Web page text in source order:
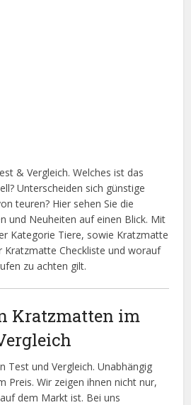
& Vergleich. Welches ist das
Unterscheiden sich günstige
teuren? Hier sehen Sie die
und Neuheiten auf einen Blick. Mit
Kategorie Tiere, sowie Kratzmatte
Kratzmatte Checkliste und worauf
zu achten gilt.
Kratzmatten im
Test und Vergleich. Unabhängig
Preis. Wir zeigen ihnen nicht nur,
dem Markt ist. Bei uns